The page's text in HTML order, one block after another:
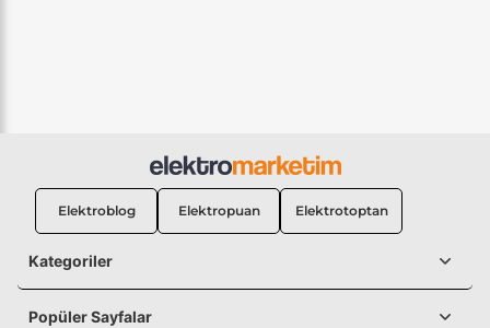
Elektroblog Elektropuan Elektrotoptan
Kategoriler
Popüler Sayfalar